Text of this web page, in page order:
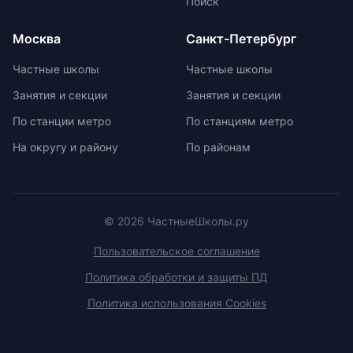
регулируя нагрузку в зависимости
от возрастных задач и
учеников. Отсутствие страха перед
оценками и акцент на качественной
свои навыки и интересы.
Москва
Частные школы
Занятия и секции
По станции метро
На округу и району
Санкт-Петербург
Частные школы
Занятия и секции
По станциям метро
По районам
© 2026 ЧастныеШколы.ру
Пользовательское соглашение
Политика обработки и защиты ПД
Политика использования Cookies